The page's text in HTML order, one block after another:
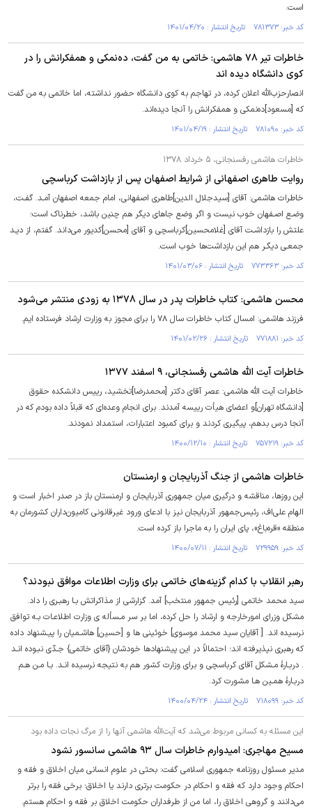
است.
کد خبر: ۷۸۱۳۷۳ تاریخ انتشار : ۱۴۰۱/۰۴/۲۰
خاطرات تیر ۷۸ هاشمی: خاتمی به من گفت، ده‌نمکی و همفکرانش را در
کوی دانشگاه دیده اند
انصارحزب‌الله اعلان کرده، در تهاجم به کوی دانشگاه حضور نداشته، اما خاتمی به من گفت
که [مسعود]ده‌نمکی و همفکرانش را آنجا دیده‌اند.
کد خبر: ۷۸۱۰۹۰ تاریخ انتشار : ۱۴۰۱/۰۴/۱۹
خاطرات هاشمی رفسنجانی، ۵ خرداد ۱۳۷۸
روایت طاهری اصفهانی از شرایط اصفهان پس از بازداشت کرباسچی
خاطرات هاشمی: آقای [سیدجلال الدین]طاهری اصفهانی، امام جمعه اصفهان آمـد. گفـت،
وضـع اصـفهان خوب نیست و اگر وضع جا‌های دیگر هم چنین باشد، خطرناک است؛
علتش را بازداشـت آقای [غلامحسین]کرباسچی و آقای [محسن]کدیور می‌داند. گفتم، از دیـد
جمعـی دیگـر هم این بازداشت‌ها خوب است.
کد خبر: ۷۷۳۳۶۳ تاریخ انتشار : ۱۴۰۱/۰۳/۰۶
محسن هاشمی: کتاب خاطرات پدر در سال ۱۳۷۸ به زودی منتشر می‌شود
فرزند هاشمی: امسال کتاب خاطرات سال ۷۸ را برای مجوز به وزارت ارشاد فرستاده ایم.
کد خبر: ۷۷۱۸۸۱ تاریخ انتشار : ۱۴۰۱/۰۲/۲۶
خاطرات آیت الله هاشمی رفسنجانی، ۹ اسفند ۱۳۷۷
خاطرات آیت الله هاشمی: عصر آقاى دکتر [محمدرضا]تخشید، رییس دانشکده حقوق
[دانشگاه تهران]و اعضاى هیأت رییسه آمدند. براى انجام وعده‌اى که قبلاً داده بودم که در
آنجا درس بدهم، پیگیرى کردند و براى کمبود اعتبارات، استمداد نمودند.
کد خبر: ۷۵۷۲۱۹ تاریخ انتشار : ۱۴۰۰/۱۲/۱۰
خاطرات هاشمی از جنگ آذربایجان و ارمنستان
این روزها، مناقشه و درگیری میان جمهوری آذربایجان و ارمنستان باز در صدر اخبار است و
الهام علی‌اف، رئیس‌جمهور آذربایجان نیز با ادعای ورود غیرقانونی کامیون‌داران کشورمان به
منطقه «قره‌باغ»، پای ایران را به ماجرا باز کرده است.
کد خبر: ۷۲۹۹۵۹ تاریخ انتشار : ۱۴۰۰/۰۷/۱۱
رهبر انقلاب با کدام گزینه‌های خاتمی برای وزارت اطلاعات موافق نبودند؟
سید محمد خاتمی [رئیس جمهور منتخب] آمد. گزارشی از مذاکراتش بـا رهبـری را داد.
مشکل وزرای امورخارجه و ارشاد را حل کرده، اما بر سر مـسأله ی وزارت اطلاعـات بـه توافق
نرسیده اند. [ آقایان سید محمد موسوی] خوئینی ها و [حسین] هاشـمیان را پیـشنهاد داده
که رهبری نپذیرفته اند؛ احتمالاً در این پیشنهادها خودشان {آقای خاتمی} جـدّی نبـوده انـد
. دربـارۀ مـشکل آقای کرباسچی و برای وزارت کشور هم به نتیجه نرسیده انـد. بـا مـن هـم
دربـارۀ همـین هـا مشورت کرد.
کد خبر: ۷۱۸۰۹۹ تاریخ انتشار : ۱۴۰۰/۰۴/۲۴
این مسئله به کسانی مربوط می‌شد که آیت‌الله هاشمی آنها را از مرگ نجات داده بود
مسیح مهاجری: امیدوارم خاطرات سال ۹۳ هاشمی سانسور نشود
مدیر مسئول روزنامه جمهوری اسلامی گفت: بحثی در علوم انسانی میان اخلاق و فقه و
احکام وجود دارد که فقه و احکام در حکومت برتری دارند یا اخلاق؛ برخی فقه را برتر
می‌دانند و گروهی اخلاق را، اما من از طرفداران حکومت اخلاق بر فقه و احکام هستم.